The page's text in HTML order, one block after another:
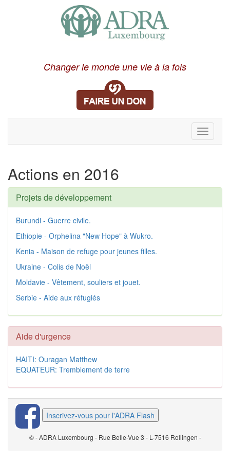
Changer le monde une vie à la fois
Toggle
Actions en 2016
Projets de développement
Burundi - Guerre civile.
Ethiopie - Orphelina "New Hope" à Wukro.
Kenia - Maison de refuge pour jeunes filles.
Ukraine - Colis de Noël
Moldavie - Vêtement, souliers et jouet.
Serbie - Aide aux réfugiés
Aide d'urgence
HAITI: Ouragan Matthew
EQUATEUR: Tremblement de terre
Inscrivez-vous pour l'ADRA Flash
© - ADRA Luxembourg - Rue Belle-Vue 3 - L-7516 Rollingen -